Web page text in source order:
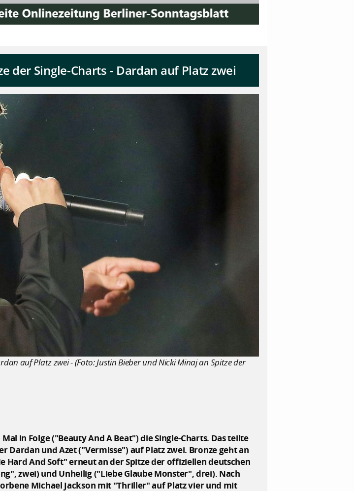
der Single-Charts - Dardan auf Platz zwei
auf Platz zwei - (Foto: Justin Bieber und Nicki Minaj an Spitze der
in Folge ("Beauty And A Beat") die Single-Charts. Das teilte
Dardan und Azet ("Vermisse") auf Platz zwei. Bronze geht an
Hard And Soft" erneut an der Spitze der offiziellen deutschen
zwei) und Unheilig ("Liebe Glaube Monster", drei). Nach
Michael Jackson mit "Thriller" auf Platz vier und mit